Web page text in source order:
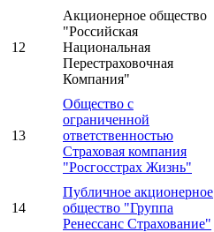
12
Акционерное общество
"Российская
Национальная
Перестраховочная
Компания"
13
Общество с
ограниченной
ответственностью
Страховая компания
"Росгосстрах Жизнь"
14
Публичное акционерное
общество "Группа
Ренессанс Страхование"